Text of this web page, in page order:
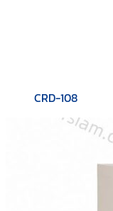
CRD-108